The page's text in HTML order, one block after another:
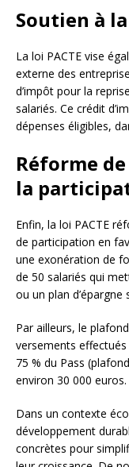
Soutien à
La loi PACTE vise
externe des
d’impôt pour la
salariés. Ce crédit
dépenses éligibles,
Réforme
la
Enfin, la loi PACTE
de participation en
une exonération de
de 50 salariés qui
ou un plan d’épargne
Par ailleurs, le
versements
75 % du Pass
environ 30 000 euros.
Dans un contexte
développement
concrètes pour